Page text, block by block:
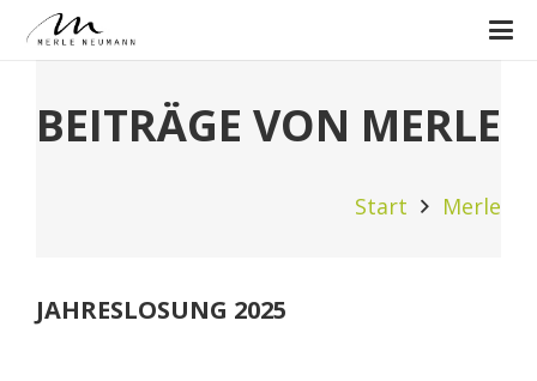
BEITRÄGE VON MERLE
Start Merle
JAHRESLOSUNG 2025